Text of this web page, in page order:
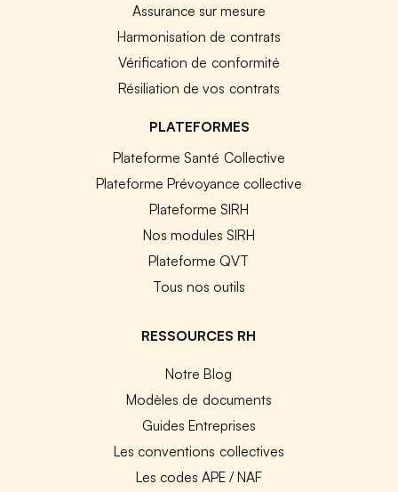
Assurance sur mesure
Harmonisation de contrats
Vérification de conformité
Résiliation de vos contrats
PLATEFORMES
Plateforme Santé Collective
Plateforme Prévoyance collective
Plateforme SIRH
Nos modules SIRH
Plateforme QVT
Tous nos outils
RESSOURCES RH
Notre Blog
Modèles de documents
Guides Entreprises
Les conventions collectives
Les codes APE / NAF